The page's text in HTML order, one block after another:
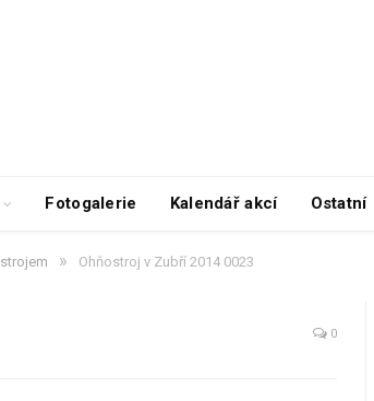
Fotogalerie Kalendář akcí Ostatní
» Ohňostroj v Zubří 2014 0023
0